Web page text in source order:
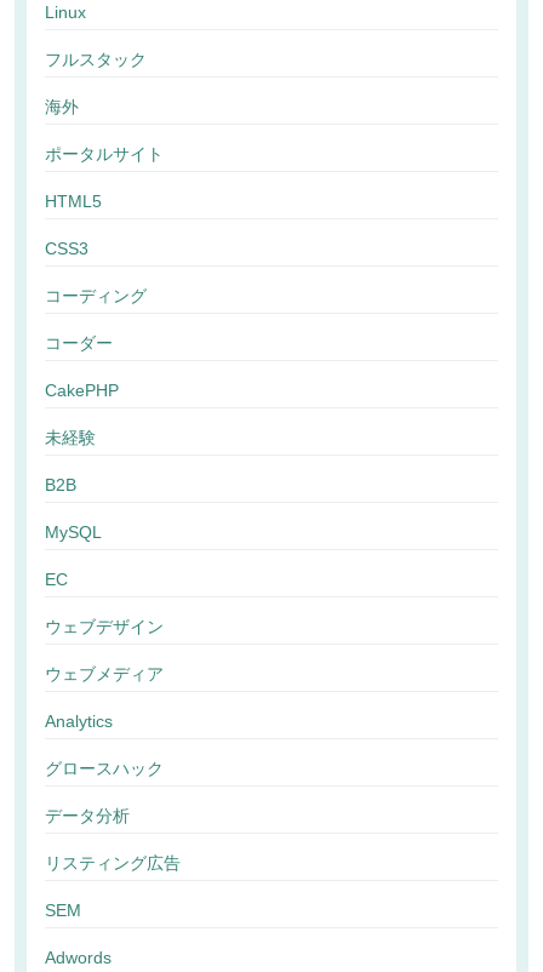
Linux
フルスタック
海外
ポータルサイト
HTML5
CSS3
コーディング
コーダー
CakePHP
未経験
B2B
MySQL
EC
ウェブデザイン
ウェブメディア
Analytics
グロースハック
データ分析
リスティング広告
SEM
Adwords